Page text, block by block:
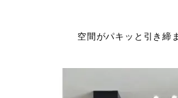
空間がパキッと引き締